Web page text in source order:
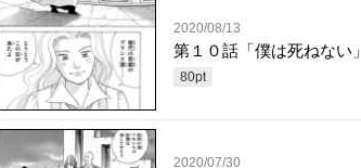
2020/08/13
第１０話「僕は死ねない」
80pt
2020/07/30